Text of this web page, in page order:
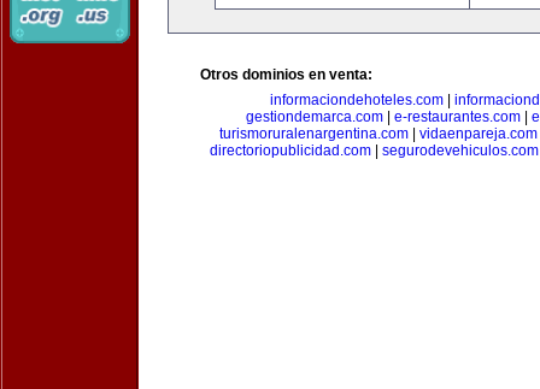
Otros dominios en venta:
informaciondehoteles.com|
gestiondemarca.com| e-restaurantes.com|
turismoruralenargentina.com| vidaenpareja.com
directoriopublicidad.com
segurodevehiculos.com